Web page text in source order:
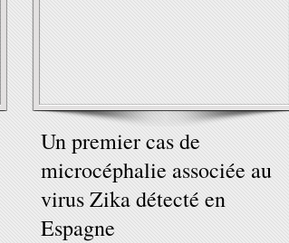
Un premier cas de
microcéphalie associée au
virus Zika détecté en
Espagne